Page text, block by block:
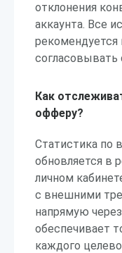
отклонения
аккаунта. Все
рекомендуется
Как
офферу?
Статистика по
обновляется в
личном
с внешними
напрямую
обеспечивает
каждого